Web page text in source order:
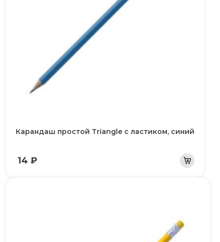
Карандаш простой Triangle с ластиком, синий
14 ₽